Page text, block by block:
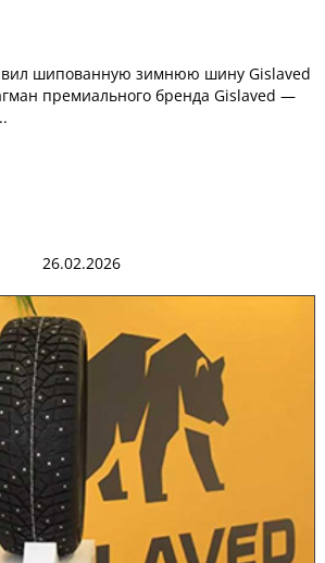
шипованную зимнюю шину Gislaved
премиального бренда Gislaved —
26.02.2026